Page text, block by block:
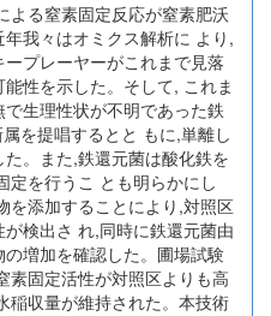
よる窒素固定反応が窒素肥沃
我々はオミクス解析に より,
プレーヤーがこれまで見落
性を示した。そして, これま
生理性状が不明であった鉄
を提唱するとと もに,単離し
。また,鉄還元菌は酸化鉄を
定を行うこ とも明らかにし
を添加することにより,対照区
検出さ れ,同時に鉄還元菌由
増加を確認した。圃場試験
素固定活性が対照区よりも高
稲収量が維持された。本技術